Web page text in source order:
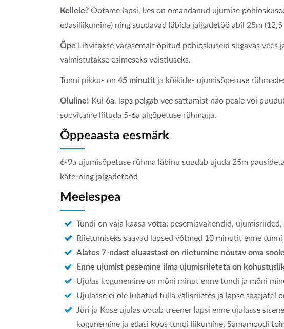
Kellele? Ootame lapsi, kes on omandanud ujumise
edasiliikumine) ning suudavad läbida jalgadetöö abil 25m (12,5
Õpe Lihvitakse varasemalt õpitud põhioskuseid sügavas
valmistutakse esimeseks võistluseks.
Tunni pikkus on 45 minutit ja kõikides ujumisõpetuse
Oluline! Kui 6a. laps pelgab vee sattumist näo peale või
soovitame liituda 5-6a algõpetuse rühmaga.
Õppeaasta eesmärk
6-9a ujumisõpetuse rühma läbinu suudab ujuda 25m
käte-ning jalgadetööd
Meelespea
Tundi on vaja kaasa võtta: pesemisvahendid,
Riietumiseks saavad lapsed võtmed 10 minutit enne
Alates 7-ndast eluaastast on riietumine nõutav oma
Enne ujumist pesemine ilma ujumisriieteta on
Ujulas kogunemine on mõni minut enne tundi ja mõni
Ujulasse ei ole lubatud tulla välisriietes ja lapse saatjatel
Jüri ja Kose ujulas ootab treener lapsi enne ujulasse
kogunemine ja edasi koos tundi liikumine. Samamoodi